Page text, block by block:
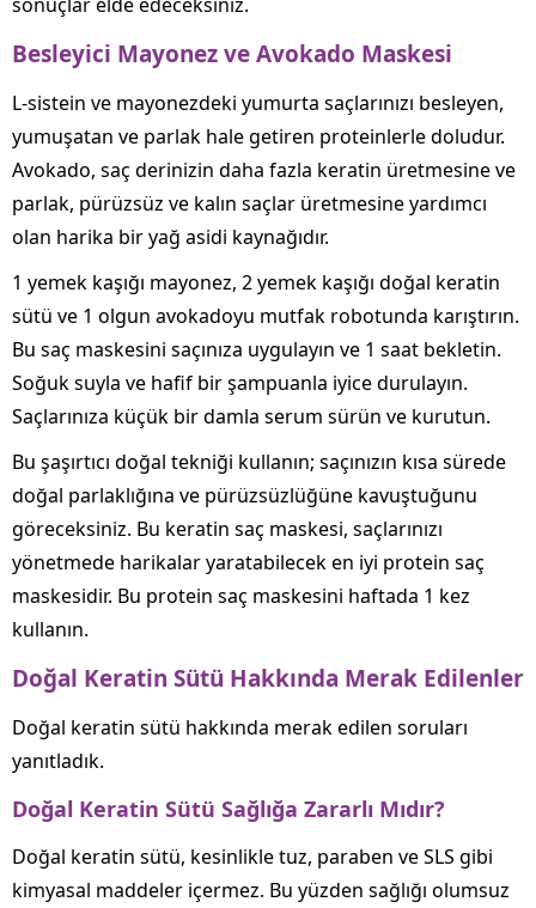
Besleyici Mayonez ve Avokado Maskesi
L-sistein ve mayonezdeki yumurta saçlarınızı besleyen,
yumuşatan ve parlak hale getiren proteinlerle doludur.
Avokado, saç derinizin daha fazla keratin üretmesine ve
parlak, pürüzsüz ve kalın saçlar üretmesine yardımcı
olan harika bir yağ asidi kaynağıdır.
1 yemek kaşığı mayonez, 2 yemek kaşığı doğal keratin
sütü ve 1 olgun avokadoyu mutfak robotunda karıştırın.
Bu saç maskesini saçınıza uygulayın ve 1 saat bekletin.
Soğuk suyla ve hafif bir şampuanla iyice durulayın.
Saçlarınıza küçük bir damla serum sürün ve kurutun.
Bu şaşırtıcı doğal tekniği kullanın; saçınızın kısa sürede
doğal parlaklığına ve pürüzsüzlüğüne kavuştuğunu
göreceksiniz. Bu keratin saç maskesi, saçlarınızı
yönetmede harikalar yaratabilecek en iyi protein saç
maskesidir. Bu protein saç maskesini haftada 1 kez
kullanın.
Doğal Keratin Sütü Hakkında Merak Edilenler
Doğal keratin sütü hakkında merak edilen soruları
yanıtladık.
Doğal Keratin Sütü Sağlığa Zararlı Mıdır?
Doğal keratin sütü, kesinlikle tuz, paraben ve SLS gibi
kimyasal maddeler içermez. Bu yüzden sağlığı olumsuz